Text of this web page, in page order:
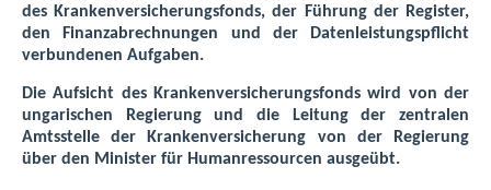
des Krankenversicherungsfonds, der Führung der Register,
den Finanzabrechnungen und der Datenleistungspflicht
verbundenen Aufgaben.
Die Aufsicht des Krankenversicherungsfonds wird von der
ungarischen Regierung und die Leitung der zentralen
Amtsstelle der Krankenversicherung von der Regierung
über den Minister für Humanressourcen ausgeübt.